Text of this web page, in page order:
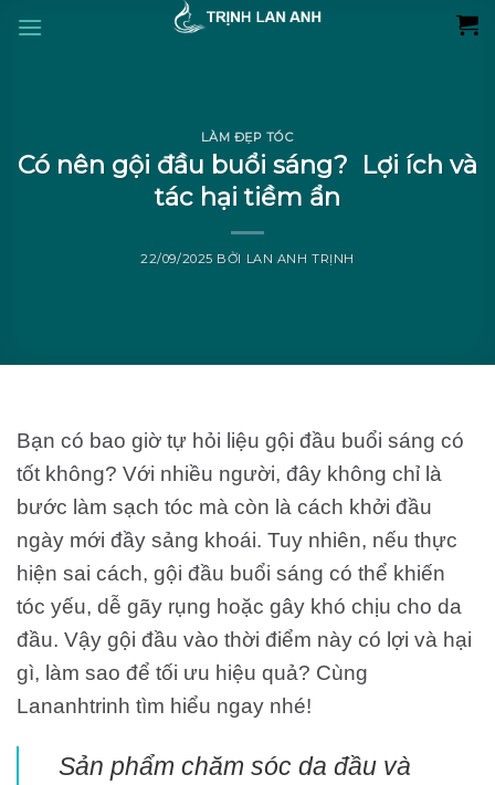
LÀM ĐẸP TÓC
Có nên gội đầu buổi sáng? Lợi ích và
tác hại tiềm ẩn
22/09/2025 BỞI LAN ANH TRỊNH
Bạn có bao giờ tự hỏi liệu gội đầu buổi sáng có
tốt không? Với nhiều người, đây không chỉ là
bước làm sạch tóc mà còn là cách khởi đầu
ngày mới đầy sảng khoái. Tuy nhiên, nếu thực
hiện sai cách, gội đầu buổi sáng có thể khiến
tóc yếu, dễ gãy rụng hoặc gây khó chịu cho da
đầu. Vậy gội đầu vào thời điểm này có lợi và hại
gì, làm sao để tối ưu hiệu quả? Cùng
Lananhtrinh tìm hiểu ngay nhé!
Sản phẩm chăm sóc da đầu và